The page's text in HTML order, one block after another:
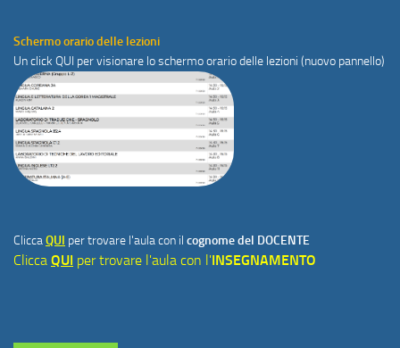
Schermo orario delle lezioni
Un click QUI per visionare lo schermo orario delle lezioni (nuovo pannello)
CliccaQUI per trovare l'aula con il cognome del DOCENTE
Clicca QUI per trovare l'aula con l'INSEGNAMENTO